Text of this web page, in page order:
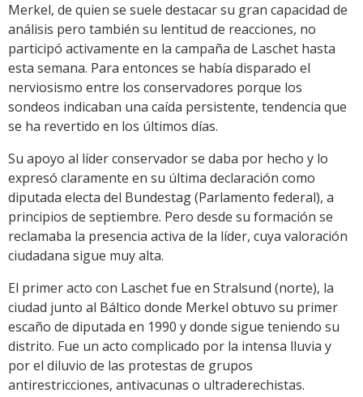
Merkel, de quien se suele destacar su gran capacidad de
análisis pero también su lentitud de reacciones, no
participó activamente en la campaña de Laschet hasta
esta semana. Para entonces se había disparado el
nerviosismo entre los conservadores porque los
sondeos indicaban una caída persistente, tendencia que
se ha revertido en los últimos días.
Su apoyo al líder conservador se daba por hecho y lo
expresó claramente en su última declaración como
diputada electa del Bundestag (Parlamento federal), a
principios de septiembre. Pero desde su formación se
reclamaba la presencia activa de la líder, cuya valoración
ciudadana sigue muy alta.
El primer acto con Laschet fue en Stralsund (norte), la
ciudad junto al Báltico donde Merkel obtuvo su primer
escaño de diputada en 1990 y donde sigue teniendo su
distrito. Fue un acto complicado por la intensa lluvia y
por el diluvio de las protestas de grupos
antirestricciones, antivacunas o ultraderechistas.